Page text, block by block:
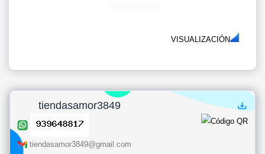
VISUALIZACIÓN
tiendasamor3849
tiendasamor3849@gmail.com